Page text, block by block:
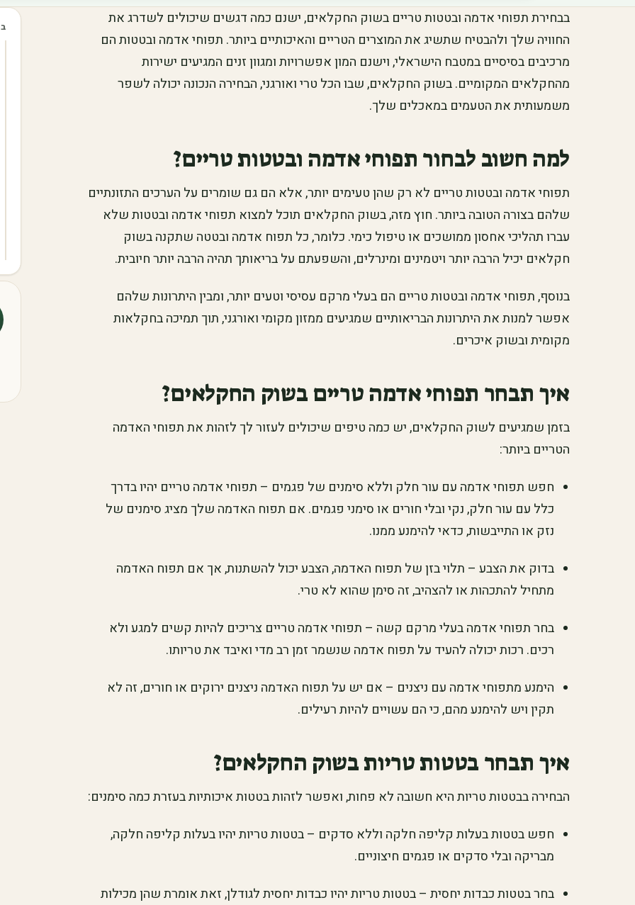
בבחירת תפוחי אדמה ובטטות טריים בשוק החקלאים, ישנם כמה דגשים שיכולים לשדרג את
החוויה שלך ולהבטיח שתשיג את המוצרים הטריים והאיכותיים ביותר. תפוחי אדמה ובטטות הם
מרכיבים בסיסיים במטבח הישראלי, וישנם המון אפשרויות ומגוון זנים המגיעים ישירות
מהחקלאים המקומיים. בשוק החקלאים, שבו הכל טרי ואורגני, הבחירה הנכונה יכולה לשפר
משמעותית את הטעמים במאכלים שלך.
למה חשוב לבחור תפוחי אדמה ובטטות טריים?
תפוחי אדמה ובטטות טריים לא רק שהן טעימים יותר, אלא הם גם שומרים על הערכים התזונתיים
שלהם בצורה הטובה ביותר. חוץ מזה, בשוק החקלאים תוכל למצוא תפוחי אדמה ובטטות שלא
עברו תהליכי אחסון ממושכים או טיפול כימי. כלומר, כל תפוח אדמה ובטטה שתקנה בשוק
חקלאים יכיל הרבה יותר ויטמינים ומינרלים, והשפעתם על בריאותך תהיה הרבה יותר חיובית.
בנוסף, תפוחי אדמה ובטטות טריים הם בעלי מרקם עסיסי וטעים יותר, ומבין היתרונות שלהם
אפשר למנות את היתרונות הבריאותיים שמגיעים ממזון מקומי ואורגני, תוך תמיכה בחקלאות
מקומית ובשוק איכרים.
איך תבחר תפוחי אדמה טריים בשוק החקלאים?
בזמן שמגיעים לשוק החקלאים, יש כמה טיפים שיכולים לעזור לך לזהות את תפוחי האדמה
הטריים ביותר:
חפש תפוחי אדמה עם עור חלק וללא סימנים של פגמים – תפוחי אדמה טריים יהיו בדרך
כלל עם עור חלק, נקי ובלי חורים או סימני פגמים. אם תפוח האדמה שלך מציג סימנים של
נזק או התייבשות, כדאי להימנע ממנו.
בדוק את הצבע – תלוי בזן של תפוח האדמה, הצבע יכול להשתנות, אך אם תפוח האדמה
מתחיל להתכהות או להצהיב, זה סימן שהוא לא טרי.
בחר תפוחי אדמה בעלי מרקם קשה – תפוחי אדמה טריים צריכים להיות קשים למגע ולא
רכים. רכות יכולה להעיד על תפוח אדמה שנשמר זמן רב מדי ואיבד את טריותו.
הימנע מתפוחי אדמה עם ניצנים – אם יש על תפוח האדמה ניצנים ירוקים או חורים, זה לא
תקין ויש להימנע מהם, כי הם עשויים להיות רעילים.
איך תבחר בטטות טריות בשוק החקלאים?
הבחירה בבטטות טריות היא חשובה לא פחות, ואפשר לזהות בטטות איכותיות בעזרת כמה סימנים:
חפש בטטות בעלות קליפה חלקה וללא סדקים – בטטות טריות יהיו בעלות קליפה חלקה,
מבריקה ובלי סדקים או פגמים חיצוניים.
בחר בטטות כבדות יחסית – בטטות טריות יהיו כבדות יחסית לגודלן, זאת אומרת שהן מכילות